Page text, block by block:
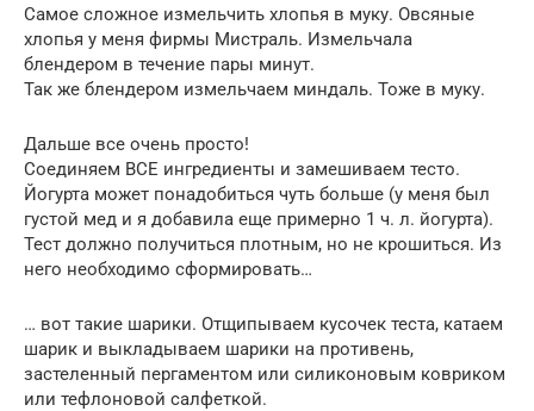
Самое сложное измельчить хлопья в муку. Овсяные
хлопья у меня фирмы Мистраль. Измельчала
блендером в течение пары минут.
Так же блендером измельчаем миндаль. Тоже в муку.
Дальше все очень просто!
Соединяем ВСЕ ингредиенты и замешиваем тесто.
Йогурта может понадобиться чуть больше (у меня был
густой мед и я добавила еще примерно 1 ч. л. йогурта).
Тест должно получиться плотным, но не крошиться. Из
него необходимо сформировать…
… вот такие шарики. Отщипываем кусочек теста, катаем
шарик и выкладываем шарики на противень,
застеленный пергаментом или силиконовым ковриком
или тефлоновой салфеткой.